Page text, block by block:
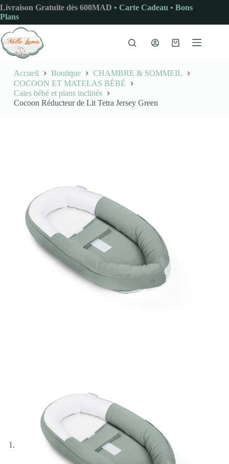
Passer
au
contenu
Livraison Gratuite dès 600MAD • Carte Cadeau • Bons
Plans
Panier
Accueil Boutique
CHAMBRE & SOMMEIL
COCOON ET MATELAS BÉBÉ
Cales bébé et plans inclinés
Cocoon Réducteur de Lit Tetra Jersey Green